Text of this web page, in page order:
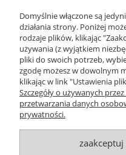
Domyślnie włączone są
działania strony. Poniżej
rodzaje plików, klikając
używania (z wyjątkiem
pliki do swoich potrzeb,
zgodę możesz w dowolnym
klikając w link "Ustawienia
Szczegóły o używanych
przetwarzania danych
prywatności.